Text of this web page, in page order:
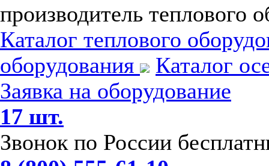
производитель теплового
Каталог теплового
оборудования
Каталог
Заявка на оборудование
17 шт.
Звонок по России